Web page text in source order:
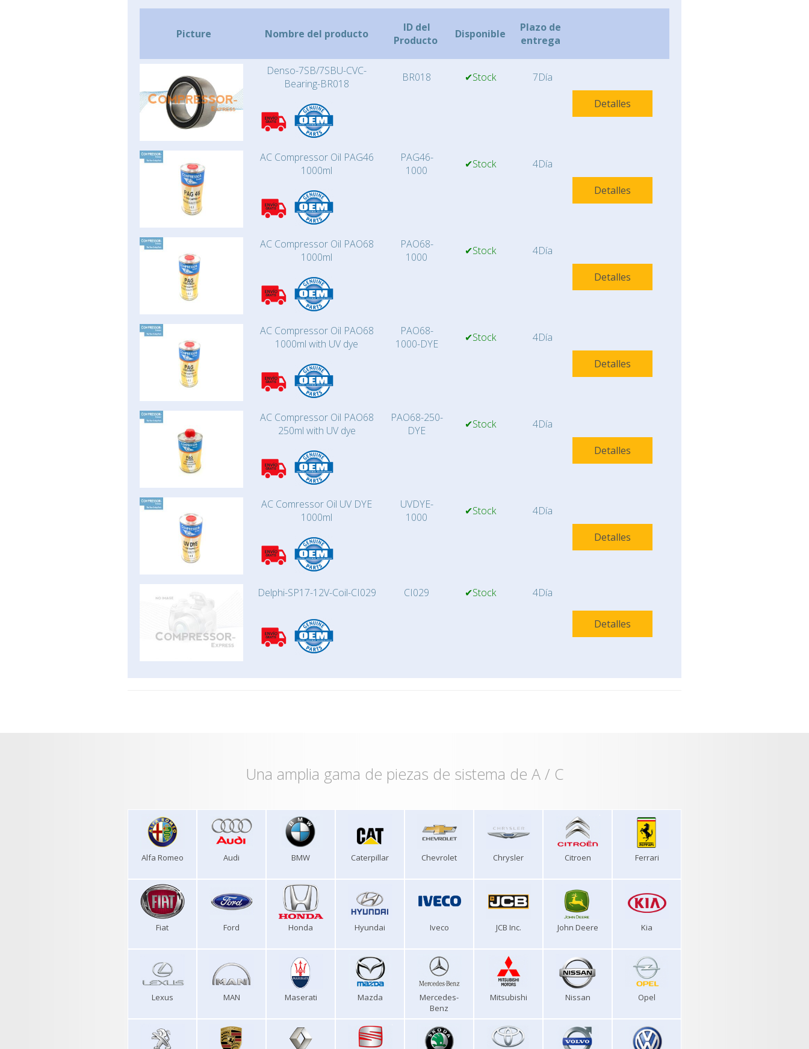
Picture Nombre del producto
ID del
Producto
Disponible
Plazo de
entrega
Denso-7SB/7SBU-CVC-
Bearing-BR018
BR018 ✔Stock
7Día
Detalles
AC Compressor Oil PAG46
1000ml
PAG46-
1000
✔Stock
4Día
Detalles
AC Compressor Oil PAO68
1000ml
PAO68-
1000
✔Stock
4Día
Detalles
AC Compressor Oil PAO68
1000ml with UV dye
PAO68-
1000-DYE
✔Stock
4Día
Detalles
AC Compressor Oil PAO68
250ml with UV dye
PAO68-250-
DYE
✔Stock
4Día
Detalles
AC Comressor Oil UV DYE
1000ml
UVDYE-
1000
✔Stock
4Día
Detalles
Delphi-SP17-12V-Coil-CI029 CI029 ✔Stock 4Día
Detalles
Una amplia gama de piezas de sistema de A / C
Alfa Romeo Audi BMW Caterpillar Chevrolet Chrysler Citroen Ferrari
Fiat Ford Honda Hyundai Iveco JCB Inc. John Deere Kia
Lexus MAN Maserati Mazda
Mercedes-
Benz
Mitsubishi Nissan Opel